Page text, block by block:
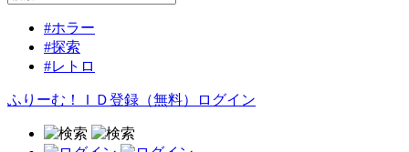
#ホラー
#探索
#レトロ
ふりーむ！ＩＤ登録（無料） ログイン